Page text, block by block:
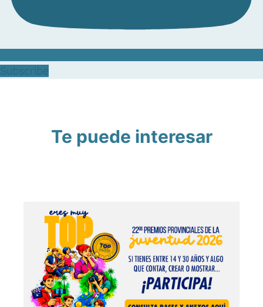
Te puede interesar